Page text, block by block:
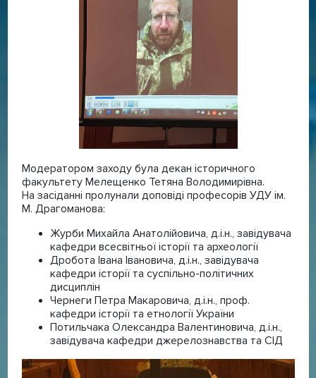
Модератором заходу була декан історичного
факультету Мелещенко Тетяна Володимирівна.
На засіданні пролунали доповіді професорів УДУ ім.
М. Драгоманова:
Журби Михайла Анатолійовича, д.і.н., завідувача
кафедри всесвітньої історії та археології
Дробота Івана Івановича, д.і.н., завідувача
кафедри історії та суспільно-політичних
дисциплін
Чернеги Петра Макаровича, д.і.н., проф.
кафедри історії та етнології України
Потильчака Олександра Валентиновича, д.і.н.,
завідувача кафедри джерелознавства та СІД